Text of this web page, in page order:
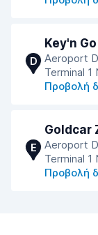
D
Key'n Go
Aeroport
Terminal 1
Προβολή
E
Goldcar
Aeroport
Terminal 1
Προβολή